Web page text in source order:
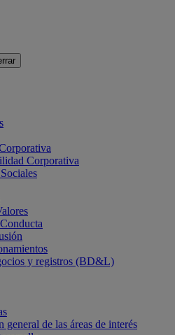
Corporativa
y registros (BD&L)
general de las áreas de interés